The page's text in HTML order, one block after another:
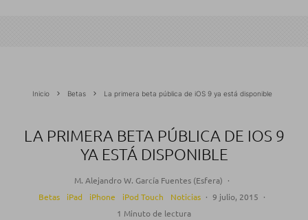
Inicio Betas La primera beta pública de iOS 9 ya está disponible
LA PRIMERA BETA PÚBLICA DE IOS 9
YA ESTÁ DISPONIBLE
M. Alejandro W. García Fuentes (Esfera) ·
Betas
iPad iPhone iPod Touch Noticias · 9 julio, 2015 ·
1 Minuto de lectura